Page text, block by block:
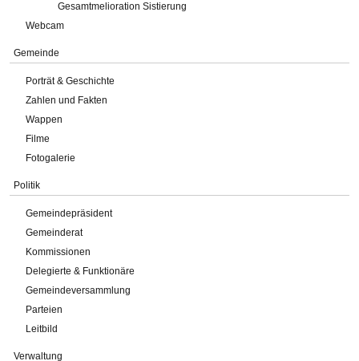
Gesamtmelioration Sistierung
Webcam
Gemeinde
Porträt & Geschichte
Zahlen und Fakten
Wappen
Filme
Fotogalerie
Politik
Gemeindepräsident
Gemeinderat
Kommissionen
Delegierte & Funktionäre
Gemeindeversammlung
Parteien
Leitbild
Verwaltung